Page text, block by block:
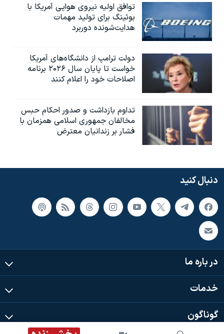
توافق اولیه نیروی هوایی آمریکا با
بوئينگ برای تولید مهمات
هدایت‌شونده دوربرد
دولت ترامپ از دانشگاه‌های آمریکا
خواست تا پایان سال ۲۰۲۶ برنامه
اصلاحات خود را اعلام کنند
تداوم بازداشت و صدور احکام حبس
مخالفان جمهوری اسلامی همزمان با
فشار بر زندانیان معترض
دنبال کنید
در باره ما
خدمات
گوناگون